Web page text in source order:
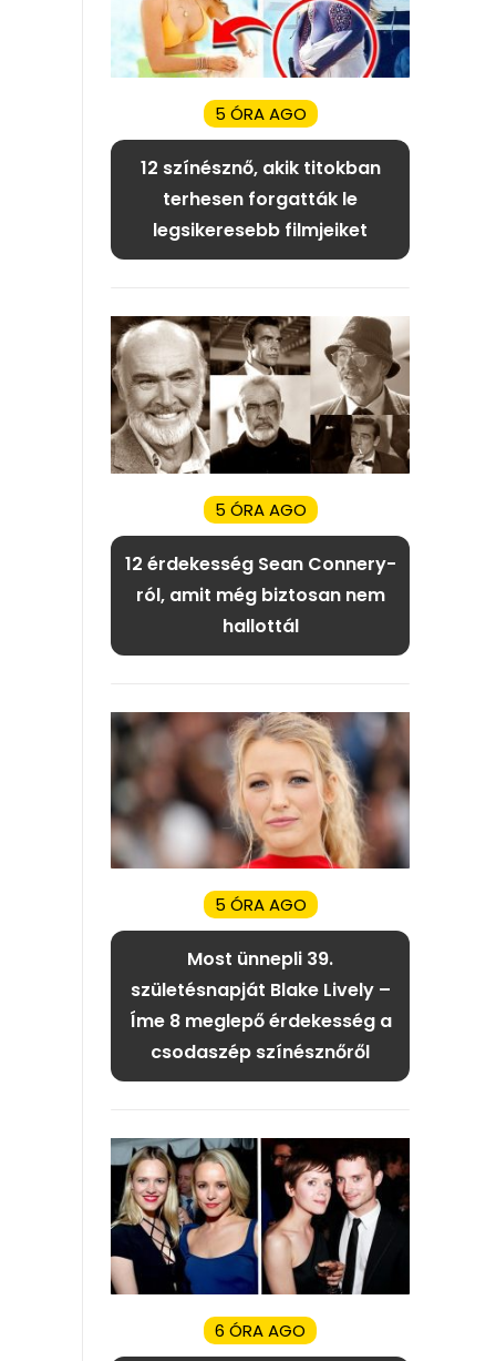
5 ÓRA AGO
12 színésznő, akik titokban
terhesen forgatták le
legsikeresebb filmjeiket
5 ÓRA AGO
12 érdekesség Sean Connery-
ról, amit még biztosan nem
hallottál
5 ÓRA AGO
Most ünnepli 39.
születésnapját Blake Lively –
Íme 8 meglepő érdekesség a
csodaszép színésznőről
6 ÓRA AGO